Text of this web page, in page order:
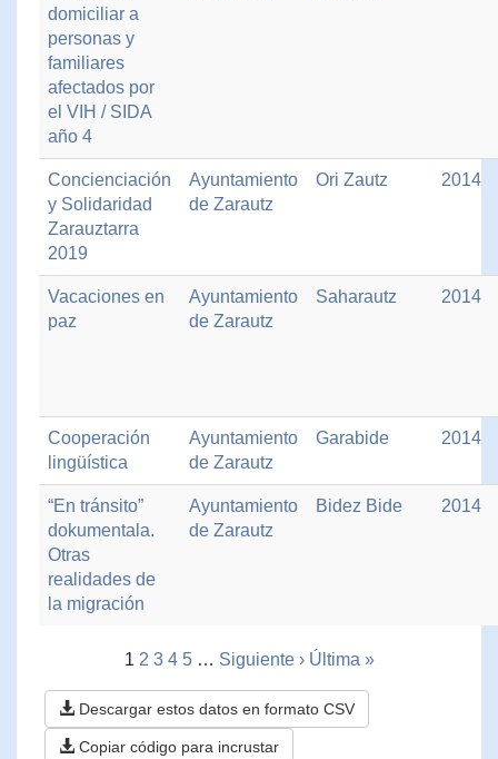
domiciliar a
personas y
familiares
afectados por
el VIH / SIDA
año 4
Concienciación
y Solidaridad
Zarauztarra
2019
Ayuntamiento
de Zarautz
Ori Zautz 2014
Vacaciones en
paz
Ayuntamiento
de Zarautz
Saharautz 2014
Cooperación
lingüística
Ayuntamiento
de Zarautz
Garabide 2014
“En tránsito”
dokumentala.
Otras
realidades de
la migración
Ayuntamiento
de Zarautz
Bidez Bide 2014
1 2 3 4 5 … Siguiente › Última »
Descargar estos datos en formato CSV
Copiar código para incrustar